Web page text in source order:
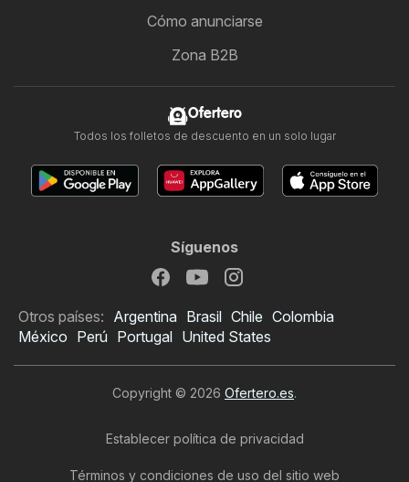
Cómo anunciarse
Zona B2B
Ofertero
Todos los folletos de descuento en un solo lugar
Síguenos
Otros países: Argentina Brasil Chile Colombia
México Perú Portugal United States
Copyright © 2026 Ofertero.es.
Establecer política de privacidad
Términos y condiciones de uso del sitio web